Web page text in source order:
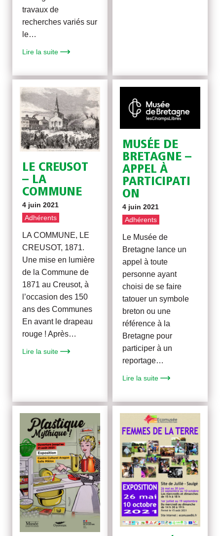
travaux de
recherches variés sur
le…
Lire la suite
LE CREUSOT
– LA
COMMUNE
4 juin 2021
Adhérents
LA COMMUNE, LE
CREUSOT, 1871.
Une mise en lumière
de la Commune de
1871 au Creusot, à
l’occasion des 150
ans des Communes
En avant le drapeau
rouge ! Après…
Lire la suite
MUSÉE DE
BRETAGNE –
APPEL À
PARTICIPATI
ON
4 juin 2021
Adhérents
Le Musée de
Bretagne lance un
appel à toute
personne ayant
choisi de se faire
tatouer un symbole
breton ou une
référence à la
Bretagne pour
participer à un
reportage…
Lire la suite